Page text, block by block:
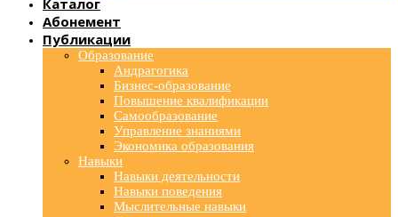
Абонемент
Публикации
Образование
Андрагогика
Бизнес-образование
Повышение квалификации
Самообразование
Управление знаниями
Экономика образования
Навыки
Навыки деятельности
Навыки поведения
Мыслительные навыки